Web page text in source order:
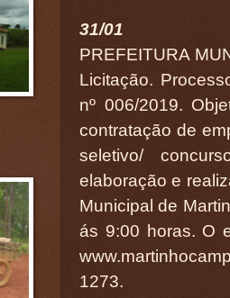
31/01
PREFEITURA
Licitação.
nº 006/2019.
contratação de
seletivo/
elaboração e
Municipal de
ás 9:00 horas. O
1273.